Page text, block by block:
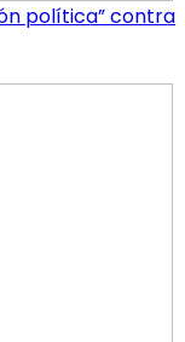
política” contra